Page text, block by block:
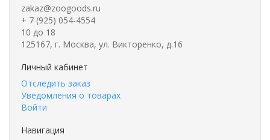
zakaz@zoogoods.ru
+ 7 (925) 054-4554
10 до 18
125167, г. Москва, ул. Викторенко, д.16
Личный кабинет
Отследить заказ
Уведомления о товарах
Войти
Навигация